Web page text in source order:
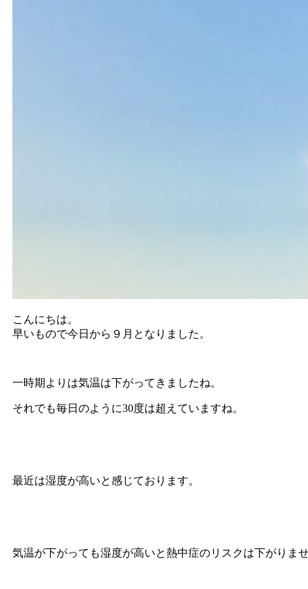
こんにちは。
早いもので今日から９月となりました。
一時期よりは気温は下がってきましたね。
それでも毎日のように30度は超えていますね。
最近は湿度が高いと感じております。
気温が下がっても湿度が高いと熱中症のリスクは下がりま